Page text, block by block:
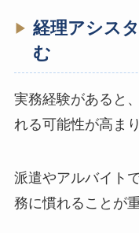
経理アシス
む
実務経験があると
れる可能性が高まり
派遣やアルバイト
務に慣れることが